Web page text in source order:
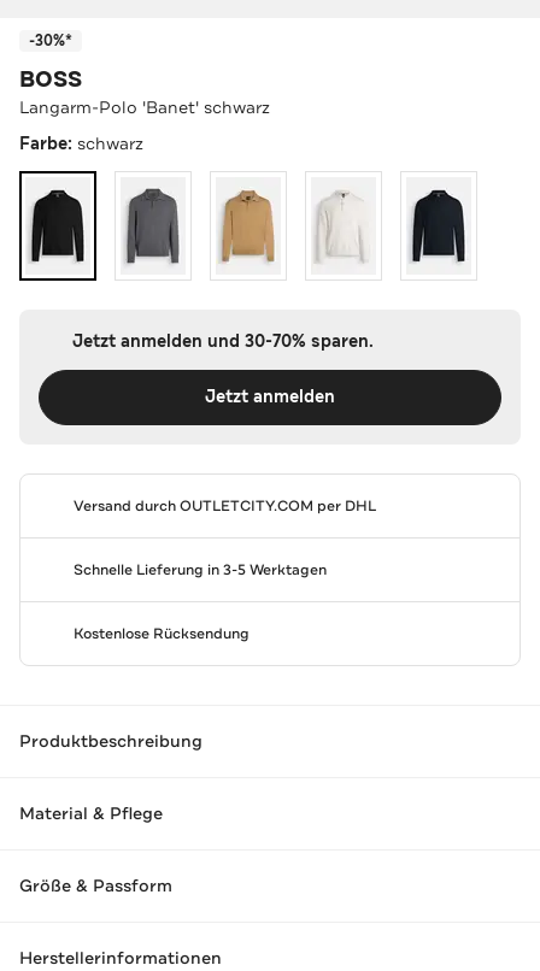
-30%*
BOSS
Langarm-Polo 'Banet' schwarz
Farbe: schwarz
Jetzt anmelden und 30-70% sparen.
Jetzt anmelden
Versand durchOUTLETCITY.COM per DHL
Schnelle Lieferung in 3-5 Werktagen
Kostenlose Rücksendung
Produktbeschreibung
Material & Pflege
Größe & Passform
Herstellerinformationen